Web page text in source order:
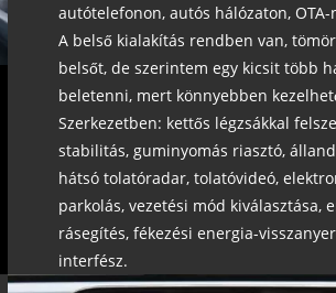
autótelefonon, autós hálózaton,
A belső kialakítás rendben van,
belsőt, de szerintem egy kicsit több
beletenni, mert könnyebben
Szerkezetben: kettős légzsákkal
stabilitás, guminyomás riasztó,
hátsó tolatóradar, tolatóvideó,
parkolás, vezetési mód kiválasztása,
rásegítés, fékezési energia-
interfész.